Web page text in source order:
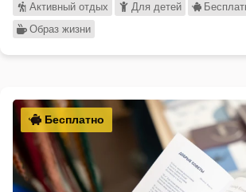
Активный отдых Для детей
Образ жизни
Бесплатно